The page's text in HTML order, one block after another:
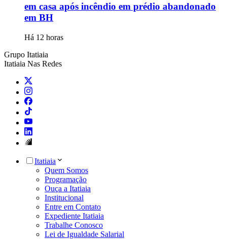
em casa após incêndio em prédio abandonado
em BH
Há 12 horas
Grupo Itatiaia
Itatiaia Nas Redes
Itatiaia
Quem Somos
Programação
Ouça a Itatiaia
Institucional
Entre em Contato
Expediente Itatiaia
Trabalhe Conosco
Lei de Igualdade Salarial